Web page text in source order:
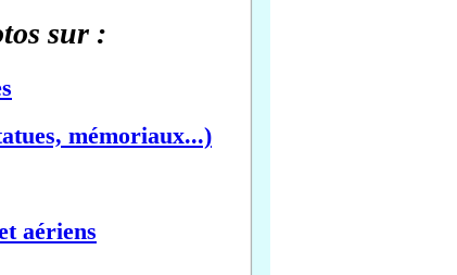
sur :
mémoriaux...)
aériens